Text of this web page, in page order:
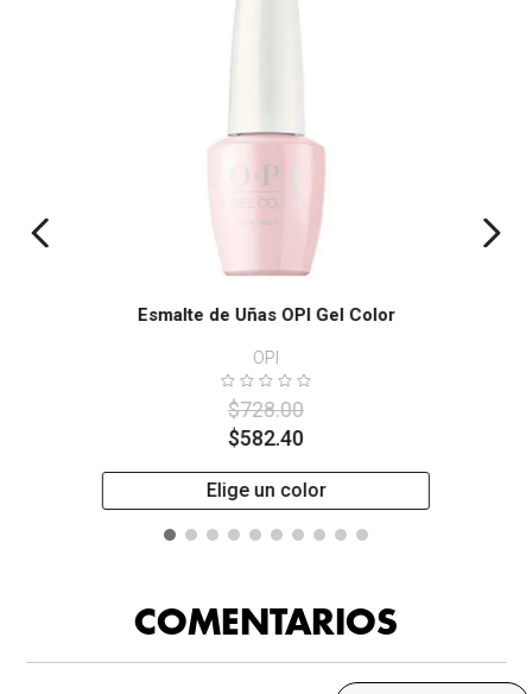
Esmalte de Uñas OPI Gel Color
OPI
$728.00
$582.40
Elige un color
COMENTARIOS